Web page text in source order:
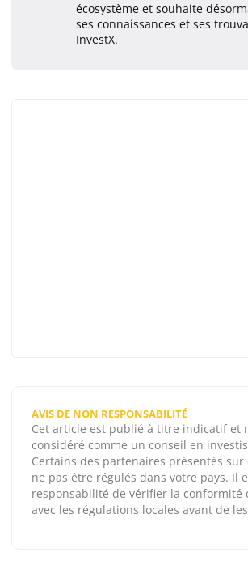
écosystème et souhaite
ses connaissances et ses
InvestX.
AVIS DE NON RESPONSABILITÉ
Cet article est publié à titre indicatif et
considéré comme un conseil en
Certains des partenaires présentés
ne pas être régulés dans votre pays. Il
responsabilité de vérifier la conformité
avec les régulations locales avant de